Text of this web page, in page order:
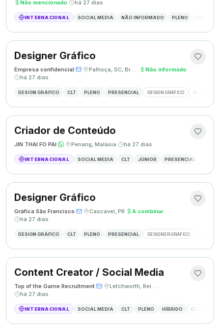
Não mencionado· há 27 dias
INTERNACIONAL SOCIAL MEDIA NÃO INFORMADO PLENO
Designer Gráfico
Empresa confidencial· · Palhoça, SC, Brasil · Não informado·
há 27 dias
DESIGN GRÁFICO CLT PLENO PRESENCIAL DESIGN GRÁFICO VAGA
Criador de Conteúdo
JIN THAI FO PAI· · Penang, Malásia· há 27 dias
INTERNACIONAL SOCIAL MEDIA CLT JÚNIOR PRESENCIAL
Designer Gráfico
Gráfica São Francisco· · Cascavel, PR· A combinar·
há 27 dias
DESIGN GRÁFICO CLT PLENO PRESENCIAL DESIGNER GRÁFICO
Content Creator / Social Media
Top of the Game Recruitment· · Letchworth, Reino Unido ·
há 27 dias
INTERNACIONAL SOCIAL MEDIA CLT PLENO HÍBRIDO CONTENT